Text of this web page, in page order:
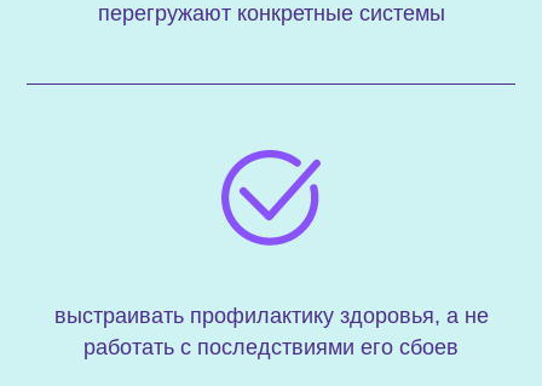
перегружают конкретные системы
выстраивать профилактику здоровья, а не
работать с последствиями его сбоев